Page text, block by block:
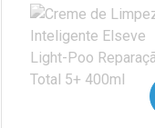
Laboratório
Por Menos
AVISE-ME